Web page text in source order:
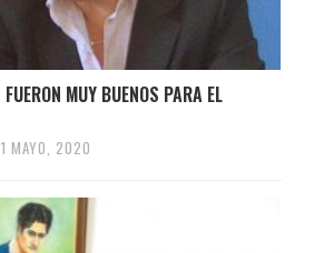
MUY BUENOS PARA EL
MAYO, 2020